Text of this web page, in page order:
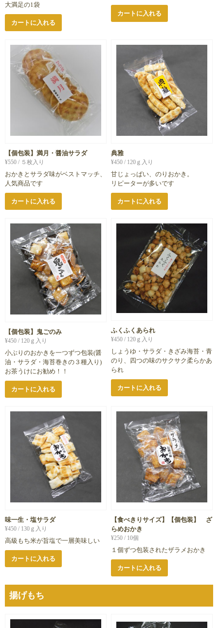
大満足の1袋
カートに入れる
カートに入れる
【個包装】満月・醤油サラダ
¥550 / ５枚入り
おかきとサラダ味がベストマッチ、
人気商品です
カートに入れる
典雅
¥450 / 120ｇ入り
甘じょっぱい、のりおかき。
リピーターが多いです
カートに入れる
【個包装】鬼ごのみ
¥450 / 120ｇ入り
小ぶりのおかきを一つずつ包装(醤
油・サラダ・海苔巻きの３種入り)
お茶うけにお勧め！！
カートに入れる
ふくふくあられ
¥450 / 120ｇ入り
しょうゆ・サラダ・きざみ海苔・青
のり、四つの味のサクサク柔らかあ
られ
カートに入れる
味一生・塩サラダ
¥450 / 130ｇ入り
高級もち米が旨塩で一層美味しい
カートに入れる
【食べきりサイズ】【個包装】 ざ
らめおかき
¥250 / 10個
１個ずつ包装されたザラメおかき
カートに入れる
揚げもち